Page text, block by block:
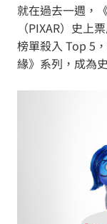
就在過去一週，
（PIXAR）史上
榜單殺入 Top 5
緣》系列，成為